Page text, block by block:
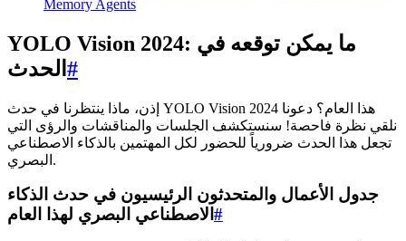
Memory Agents
YOLO Vision 2024: ما يمكن توقعه في
الحدث #
إذن، ماذا ينتظرنا في حدث YOLO Vision 2024 هذا العام؟ دعونا
نلقي نظرة فاحصة! سنستكشف الجلسات والمناقشات والرؤى التي
تجعل هذا الحدث ضرورياً للحضور لكل المهتمين بالذكاء الاصطناعي
البصري.
جدول الأعمال والمتحدثون الرئيسيون في حدث الذكاء
الاصطناعي البصري لهذا العام #